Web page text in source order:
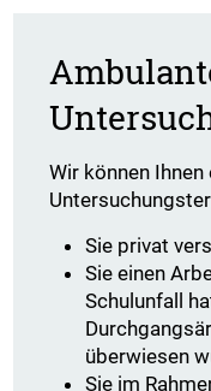
Wir können
Sie privat
Sie einen
Schulunfall
überwiesen
Sie im